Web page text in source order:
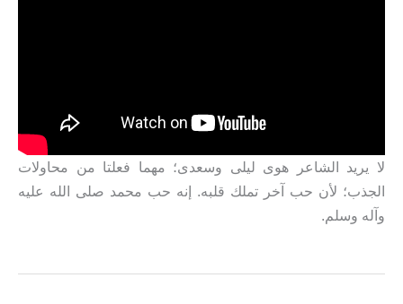
لا يريد الشاعر هوى ليلى وسعدى؛ مهما فعلتا من محاولات
الجذب؛ لأن حب آخر تملك قلبه. إنه حب محمد صلى الله عليه
وآله وسلم.